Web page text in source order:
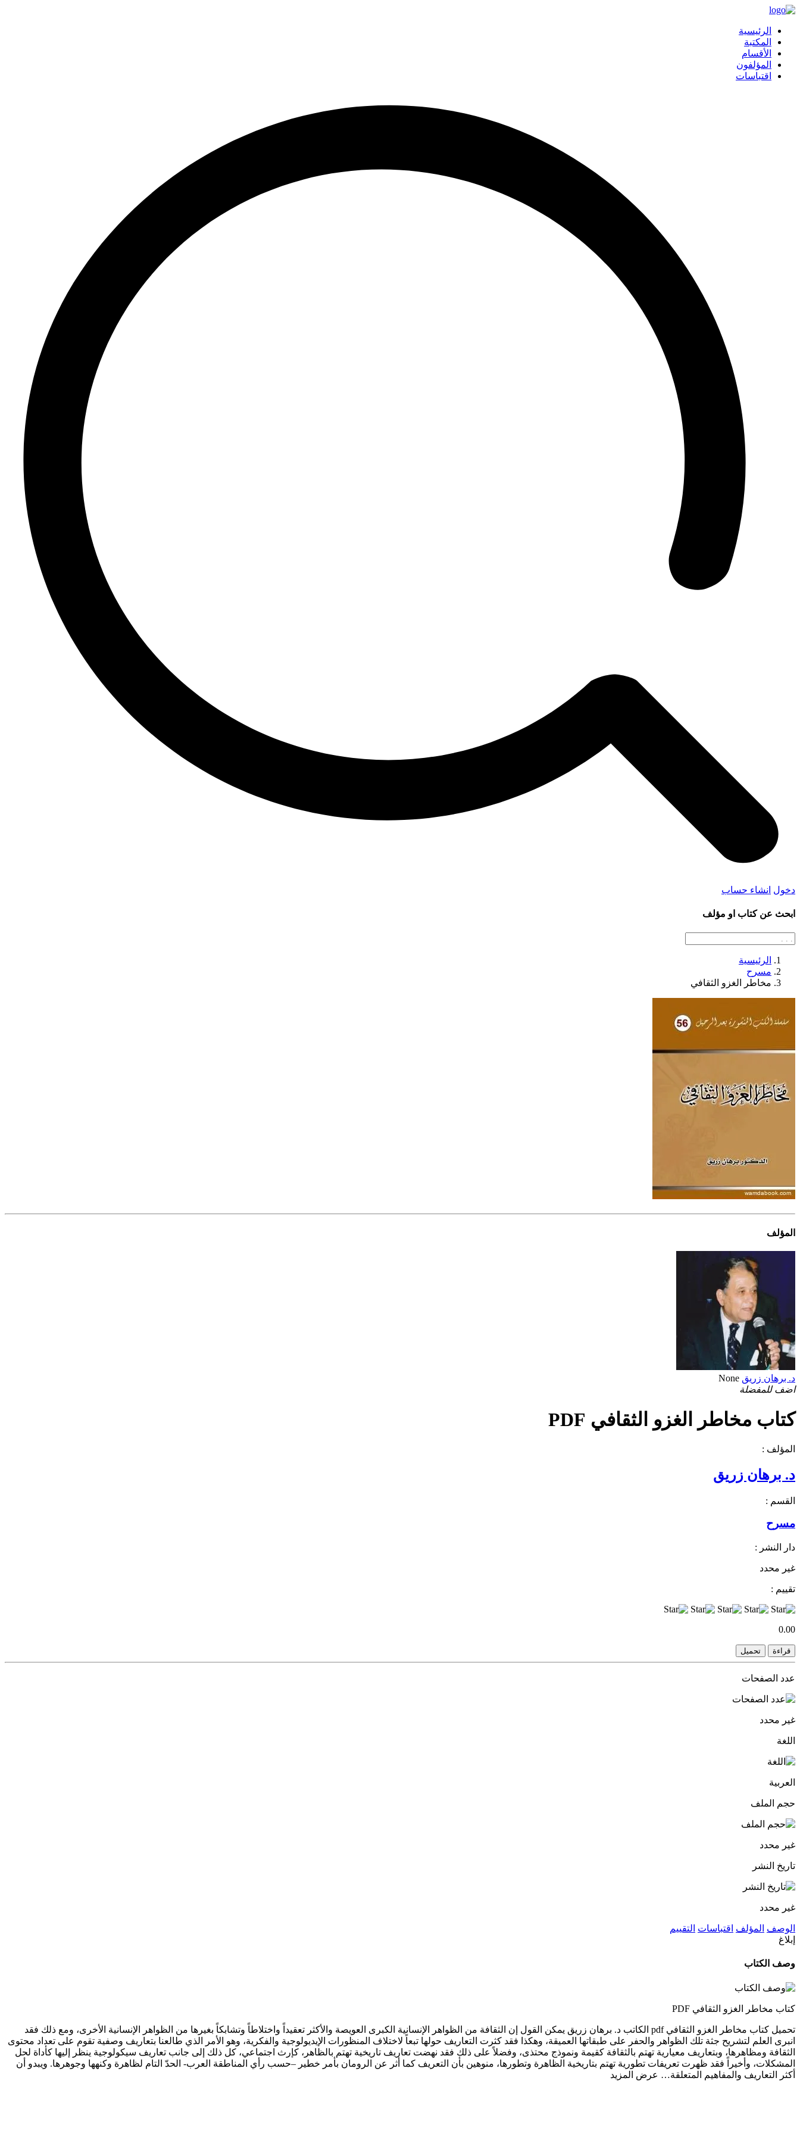
الرئيسية
المكتبة
الأقسام
المؤلفون
اقتباسات
دخول انشاء حساب
ابحث عن كتاب او مؤلف
الرئيسية
مسرح
مخاطر الغزو الثقافي
المؤلف
د. برهان زريق None
اضف للمفضلة
كتاب مخاطر الغزو الثقافي PDF
المؤلف :
د. برهان زريق
القسم :
مسرح
دار النشر :
غير محدد
تقييم :
0.00
قراءة تحميل
عدد الصفحات
غير محدد
اللغة
العربية
حجم الملف
غير محدد
تاريخ النشر
غير محدد
الوصف المؤلف اقتباسات التقييم
إبلاغ
وصف الكتاب
كتاب مخاطر الغزو الثقافي PDF
تحميل كتاب مخاطر الغزو الثقافي pdf الكاتب د. برهان زريق يمكن القول إن الثقافة من الظواهر الإنسانية الكبرى العويصة والأكثر تعقيداً واختلاطاً وتشابكاً بغيرها من الظواهر الإنسانية الأخرى، ومع ذلك فقد
انبرى العلم لتشريح جثة تلك الظواهر والحفر على طبقاتها العميقة، وهكذا فقد كثرت التعاريف حولها تبعاً لاختلاف المنظورات الإيديولوجية والفكرية، وهو الأمر الذي طالعنا بتعاريف وصفية تقوم على تعداد محتوى
الثقافة ومظاهرها، وبتعاريف معيارية تهتم بالثقافة كقيمة ونموذج محتذى، وفضلاً على ذلك فقد نهضت تعاريف تاريخية تهتم بالظاهر، كإرث اجتماعي، كل ذلك إلى جانب تعاريف سيكولوجية ينظر إليها كأداة لحل
المشكلات، وأخيراً فقد ظهرت تعريفات تطورية تهتم بتاريخية الظاهرة وتطورها، منوهين بأن التعريف كما أثر عن الرومان بأمر خطير –حسب رأي المناطقة العرب- الحدّ التام لظاهرة وكنهها وجوهرها. ويبدو أن
أكثر التعاريف والمفاهيم المتعلقة… عرض المزيد